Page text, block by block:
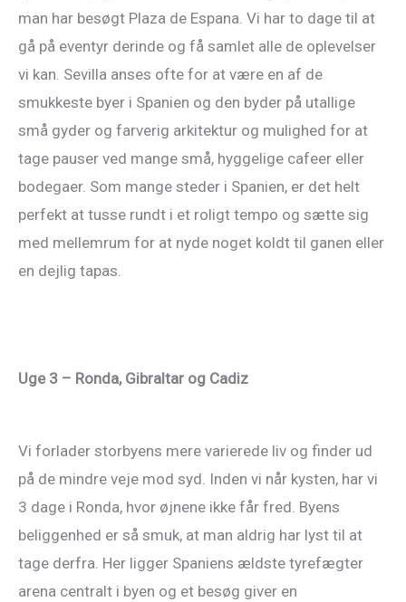
man har besøgt Plaza de Espana. Vi har to dage til at
gå på eventyr derinde og få samlet alle de oplevelser
vi kan. Sevilla anses ofte for at være en af de
smukkeste byer i Spanien og den byder på utallige
små gyder og farverig arkitektur og mulighed for at
tage pauser ved mange små, hyggelige cafeer eller
bodegaer. Som mange steder i Spanien, er det helt
perfekt at tusse rundt i et roligt tempo og sætte sig
med mellemrum for at nyde noget koldt til ganen eller
en dejlig tapas.
Uge 3 – Ronda, Gibraltar og Cadiz
Vi forlader storbyens mere varierede liv og finder ud
på de mindre veje mod syd. Inden vi når kysten, har vi
3 dage i Ronda, hvor øjnene ikke får fred. Byens
beliggenhed er så smuk, at man aldrig har lyst til at
tage derfra. Her ligger Spaniens ældste tyrefægter
arena centralt i byen og et besøg giver en